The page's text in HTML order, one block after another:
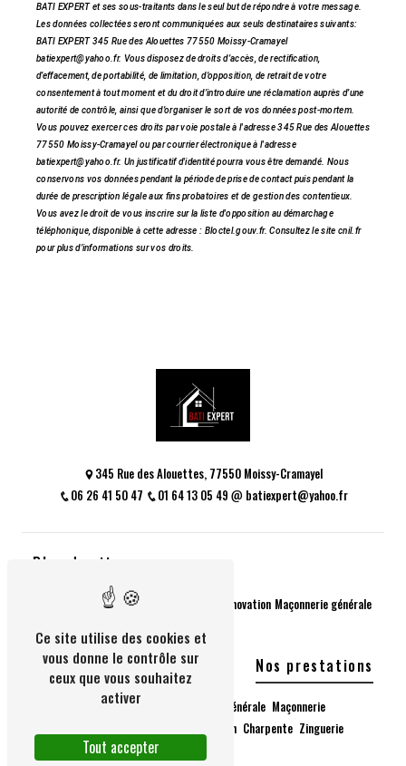
BATI EXPERT et ses sous-traitants dans le seul but de répondre à votre message.
Les données collectées seront communiquées aux seuls destinataires suivants:
BATI EXPERT 345 Rue des Alouettes 77550 Moissy-Cramayel
batiexpert@yahoo.fr. Vous disposez de droits d’accès, de rectification,
d’effacement, de portabilité, de limitation, d’opposition, de retrait de votre
consentement à tout moment et du droit d’introduire une réclamation auprès d’une
autorité de contrôle, ainsi que d’organiser le sort de vos données post-mortem.
Vous pouvez exercer ces droits par voie postale à l'adresse 345 Rue des Alouettes
77550 Moissy-Cramayel ou par courrier électronique à l'adresse
batiexpert@yahoo.fr. Un justificatif d'identité pourra vous être demandé. Nous
conservons vos données pendant la période de prise de contact puis pendant la
durée de prescription légale aux fins probatoires et de gestion des contentieux.
Vous avez le droit de vous inscrire sur la liste d'opposition au démarchage
téléphonique, disponible à cette adresse : Bloctel.gouv.fr. Consultez le site cnil.fr
pour plus d’informations sur vos droits.
345 Rue des Alouettes, 77550 Moissy-Cramayel
06 26 41 50 47
01 64 13 05 49 batiexpert@yahoo.fr
Plan du site
Extension de maison Travaux de rénovation Maçonnerie générale
Nos prestations
Agrandissement de maison Maçonnerie générale Maçonnerie
Extension de maison Charpente Zinguerie
Entretien toiture Terrasses
Ce site utilise des cookies et
vous donne le contrôle sur
ceux que vous souhaitez
activer
Tout accepter